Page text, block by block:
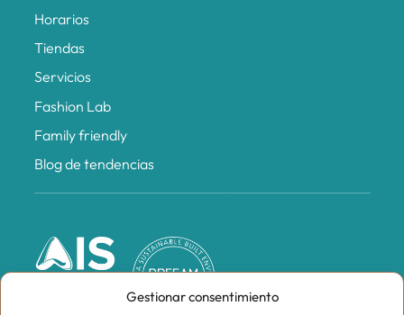
Gestionar consentimiento
Horarios
Tiendas
Servicios
Fashion Lab
Family friendly
Blog de tendencias